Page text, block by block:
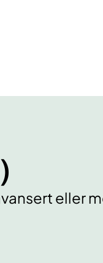
eller